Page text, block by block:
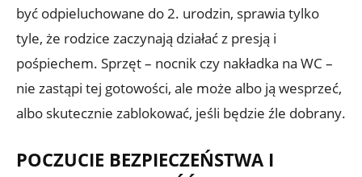
być odpieluchowane do 2. urodzin, sprawia tylko
tyle, że rodzice zaczynają działać z presją i
pośpiechem. Sprzęt – nocnik czy nakładka na WC –
nie zastąpi tej gotowości, ale może albo ją wesprzeć,
albo skutecznie zablokować, jeśli będzie źle dobrany.
POCZUCIE BEZPIECZEŃSTWA I